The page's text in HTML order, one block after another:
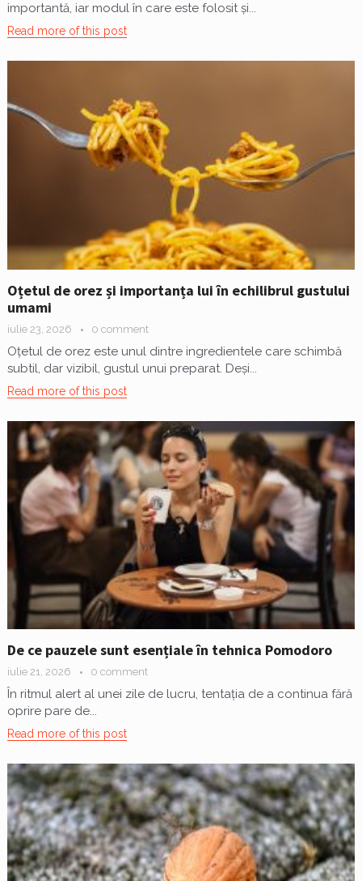
importantă, iar modul în care este folosit și...
Read more of this post
Oțetul de orez și importanța lui în echilibrul gustului
umami
iulie 23, 2026 0 comment
Oțetul de orez este unul dintre ingredientele care schimbă
subtil, dar vizibil, gustul unui preparat. Deși...
Read more of this post
De ce pauzele sunt esențiale în tehnica Pomodoro
iulie 21, 2026 0 comment
În ritmul alert al unei zile de lucru, tentația de a continua fără
oprire pare de...
Read more of this post